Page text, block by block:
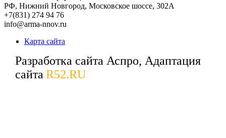
РФ, Нижний Новгород, Московское шоссе, 302А
+7(831) 274 94 76
info@arma-nnov.ru
Карта сайта
Разработка сайта Аспро, Адаптация
сайта R52.RU